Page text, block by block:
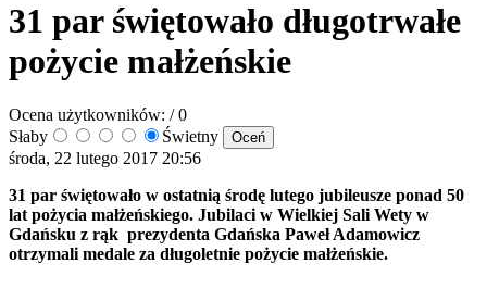
31 par świętowało długotrwałe
pożycie małżeńskie
Ocena użytkowników: / 0
Słaby
Świetny
środa, 22 lutego 2017 20:56
31 par świętowało w ostatnią środę lutego jubileusze ponad 50
lat pożycia małżeńskiego. Jubilaci w Wielkiej Sali Wety w
Gdańsku z rąk prezydenta Gdańska Paweł Adamowicz
otrzymali medale za długoletnie pożycie małżeńskie.